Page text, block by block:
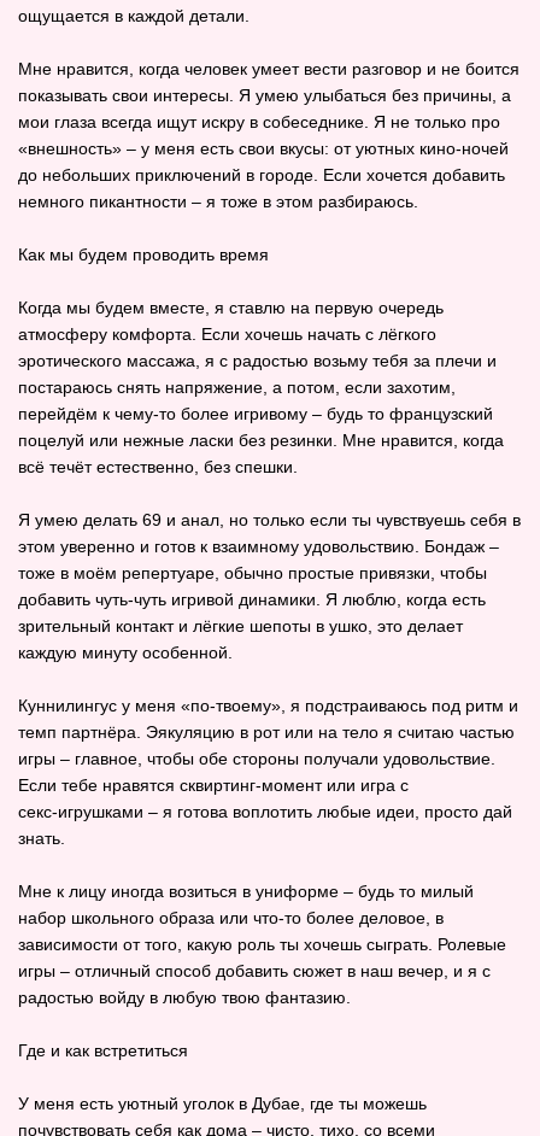
ощущается в каждой детали.
Мне нравится, когда человек умеет вести разговор и не боится
показывать свои интересы. Я умею улыбаться без причины, а
мои глаза всегда ищут искру в собеседнике. Я не только про
«внешность» – у меня есть свои вкусы: от уютных кино‑ночей
до небольших приключений в городе. Если хочется добавить
немного пикантности – я тоже в этом разбираюсь.
Как мы будем проводить время
Когда мы будем вместе, я ставлю на первую очередь
атмосферу комфорта. Если хочешь начать с лёгкого
эротического массажа, я с радостью возьму тебя за плечи и
постараюсь снять напряжение, а потом, если захотим,
перейдём к чему‑то более игривому – будь то французский
поцелуй или нежные ласки без резинки. Мне нравится, когда
всё течёт естественно, без спешки.
Я умею делать 69 и анал, но только если ты чувствуешь себя в
этом уверенно и готов к взаимному удовольствию. Бондаж –
тоже в моём репертуаре, обычно простые привязки, чтобы
добавить чуть‑чуть игривой динамики. Я люблю, когда есть
зрительный контакт и лёгкие шепоты в ушко, это делает
каждую минуту особенной.
Куннилингус у меня «по‑твоему», я подстраиваюсь под ритм и
темп партнёра. Эякуляцию в рот или на тело я считаю частью
игры – главное, чтобы обе стороны получали удовольствие.
Если тебе нравятся сквиртинг‑момент или игра с
секс‑игрушками – я готова воплотить любые идеи, просто дай
знать.
Мне к лицу иногда возиться в униформе – будь то милый
набор школьного образа или что‑то более деловое, в
зависимости от того, какую роль ты хочешь сыграть. Ролевые
игры – отличный способ добавить сюжет в наш вечер, и я с
радостью войду в любую твою фантазию.
Где и как встретиться
У меня есть уютный уголок в Дубае, где ты можешь
почувствовать себя как дома – чисто, тихо, со всеми